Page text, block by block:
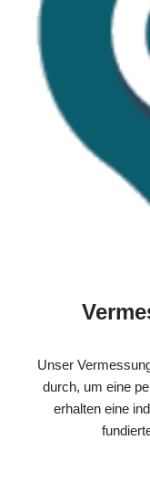
Unser
durch, um eine
erhalten eine